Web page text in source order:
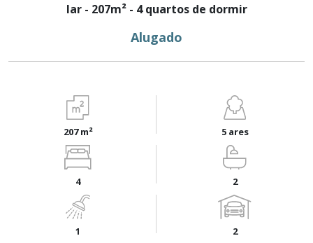
lar - 207m² - 4 quartos de dormir
Alugado
207 m² 5 ares
4 2
1 2